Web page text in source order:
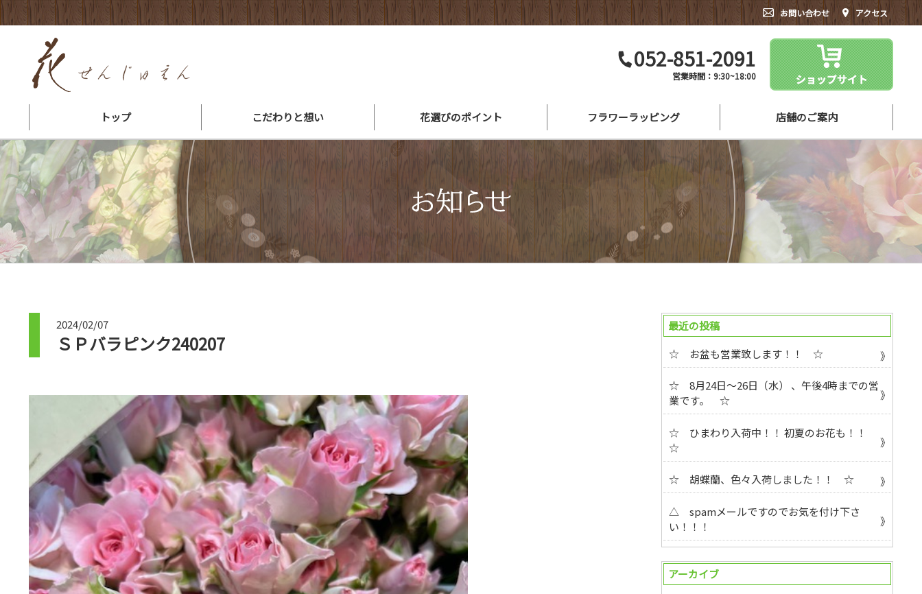
お問い合わせ アクセス
052-851-2091
営業時間：9:30~18:00
トップ こだわりと想い 花選びのポイント フラワーラッピング
花束ができるまで アレンジメントができるまで シーンにあったお花をご紹介
店舗のご案内
会社概要・地図 スタッフ紹介 よくある質問
2024/02/07
ＳＰバラピンク240207
最近の投稿
☆ お盆も営業致します！！ ☆
☆ 8月24日～26日（水） 、午後4時までの営
業です。 ☆
☆ ひまわり入荷中！！ 初夏のお花も！！
☆
☆ 胡蝶蘭、色々入荷しました！！ ☆
△ spamメールですのでお気を付け下さ
い！！！
アーカイブ